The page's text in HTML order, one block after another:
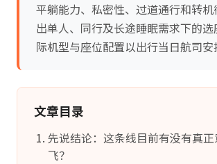
平躺能力、私密性、过道通行和转
出单人、同行及长途睡眠需求下的
际机型与座位配置以出行当日航司安
文章目录
先说结论：这条线目前有没有真
飞？